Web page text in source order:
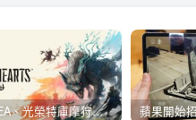
EA、光榮特庫摩狩獵冒險遊戲《WILD HEARTS》公布「強大化獸」宣傳影片